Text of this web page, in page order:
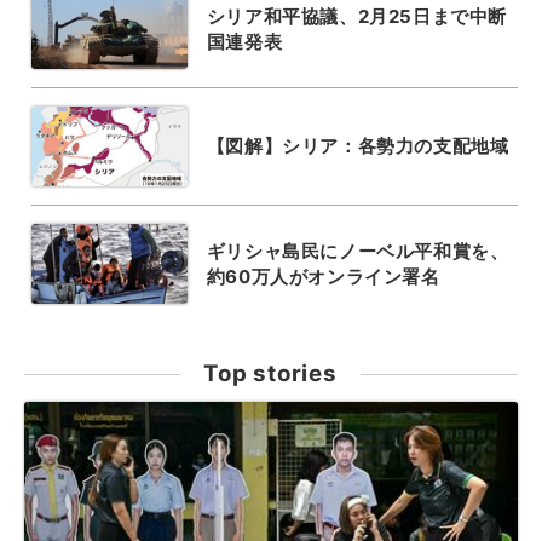
シリア和平協議、2月25日まで中断
国連発表
【図解】シリア：各勢力の支配地域
ギリシャ島民にノーベル平和賞を、
約60万人がオンライン署名
Top stories